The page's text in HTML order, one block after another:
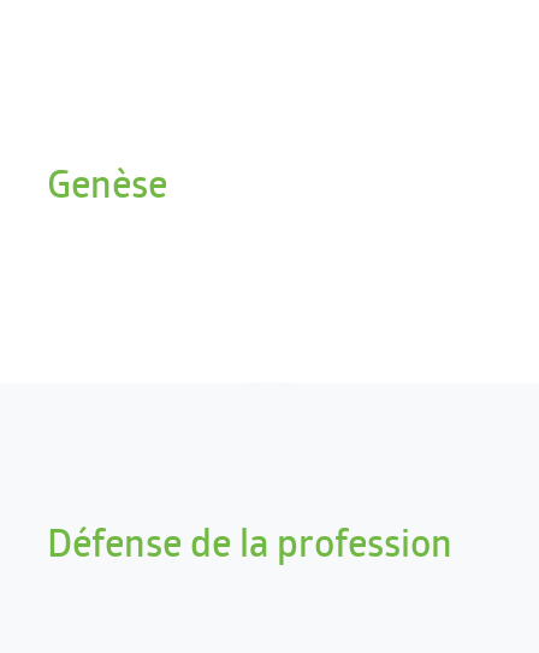
Genèse
Défense de la profession